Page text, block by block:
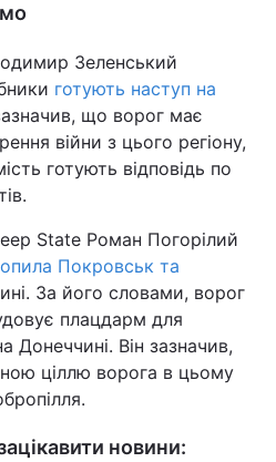
Зеленський
готують наступ на
що ворог має
війни з цього регіону,
готують відповідь по
State Роман Погорілий
Покровськ та
За його словами, ворог
плацдарм для
Донеччині. Він зазначив,
ціллю ворога в цьому
новини: